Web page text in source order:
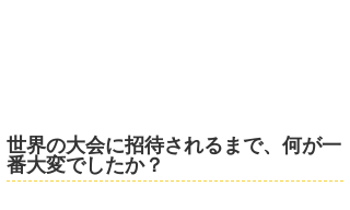
世界の大会に招待されるまで、何が一
番大変でしたか？